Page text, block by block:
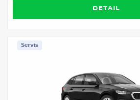
DETAIL
Servis